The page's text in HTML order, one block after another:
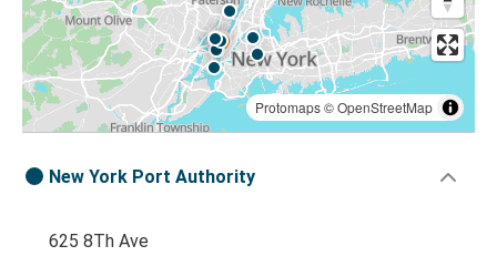
Protomaps©OpenStreetMap
New York Port Authority
625 8Th Ave